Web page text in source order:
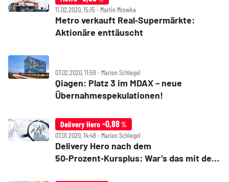
11.02.2020, 15:15 ‧ Martin Mrowka
Metro verkauft Real‑Supermärkte:
Aktionäre enttäuscht
07.02.2020, 11:59 ‧ Marion Schlegel
Qiagen: Platz 3 im MDAX – neue
Übernahmespekulationen!
Delivery Hero -0,88%
07.01.2020, 14:48 ‧ Marion Schlegel
Delivery Hero nach dem
50‑Prozent‑Kursplus: War’s das mit der